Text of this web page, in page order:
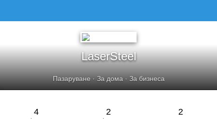
LaserSteel
Пазаруване· За дома· За бизнеса
4 2 2